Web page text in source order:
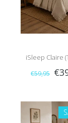
iSleep Claire
€59,95